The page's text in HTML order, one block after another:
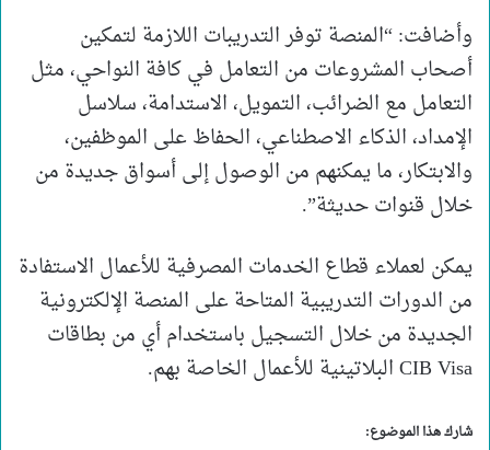
وأضافت: “المنصة توفر التدريبات اللازمة لتمكين
أصحاب المشروعات من التعامل في كافة النواحي، مثل
التعامل مع الضرائب، التمويل، الاستدامة، سلاسل
الإمداد، الذكاء الاصطناعي، الحفاظ على الموظفين،
والابتكار، ما يمكنهم من الوصول إلى أسواق جديدة من
خلال قنوات حديثة”.
يمكن لعملاء قطاع الخدمات المصرفية للأعمال الاستفادة
من الدورات التدريبية المتاحة على المنصة الإلكترونية
الجديدة من خلال التسجيل باستخدام أي من بطاقات
CIB Visa البلاتينية للأعمال الخاصة بهم.
شارك هذا الموضوع: